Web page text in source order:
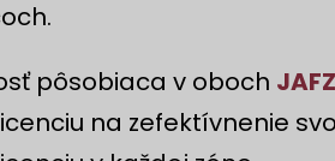
pôsobiaca v oboch
na zefektívnenie